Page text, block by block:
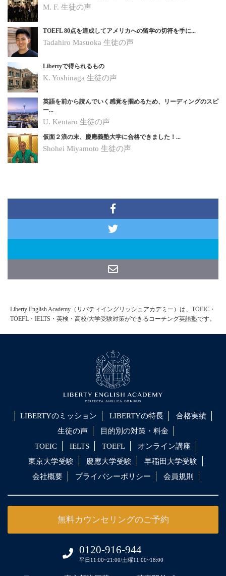
M. F. 生徒の声
TOEFL 80点を達成してアメリカへの留学の切符を手に...
Tadahiro Masuoka 生徒の声
Libertyで得られるもの
K. Yoshinaga 生徒の声
英語を前から読んでいく感覚を掴めるため、リーディングのスピ
ー...
U. Kentaro 生徒の声
仮面２浪の末、慶應義塾大学に合格できました！...
Shohei Miyamoto 生徒の声
Liberty English Academy（リバティイングリッシュアカデミー）は、TOEIC・
TOEFL・IELTS・英検・高校/大学受験対策ができるコーチング英語塾です。
LIBERTYのミッション LIBERTYの特長
合格実績
生徒の声
目的別の対策・料金
TOEIC
IELTS TOEFL
オンライン講座
東京大学受験
慶應大学受験
早稲田大学受験
会社概要
プライバシーポリシー 会員規則
無料カウンセリングのご予約
0120-916-944
平日11:00~21:00/土曜11:00~18:00